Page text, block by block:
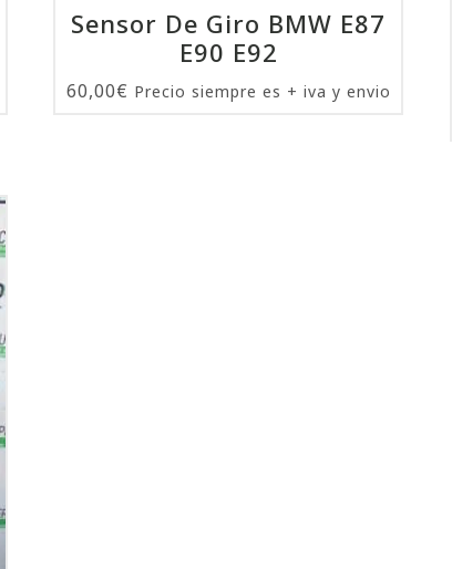
Sensor De Giro BMW E87
E90 E92
60,00€ Precio siempre es + iva y envio